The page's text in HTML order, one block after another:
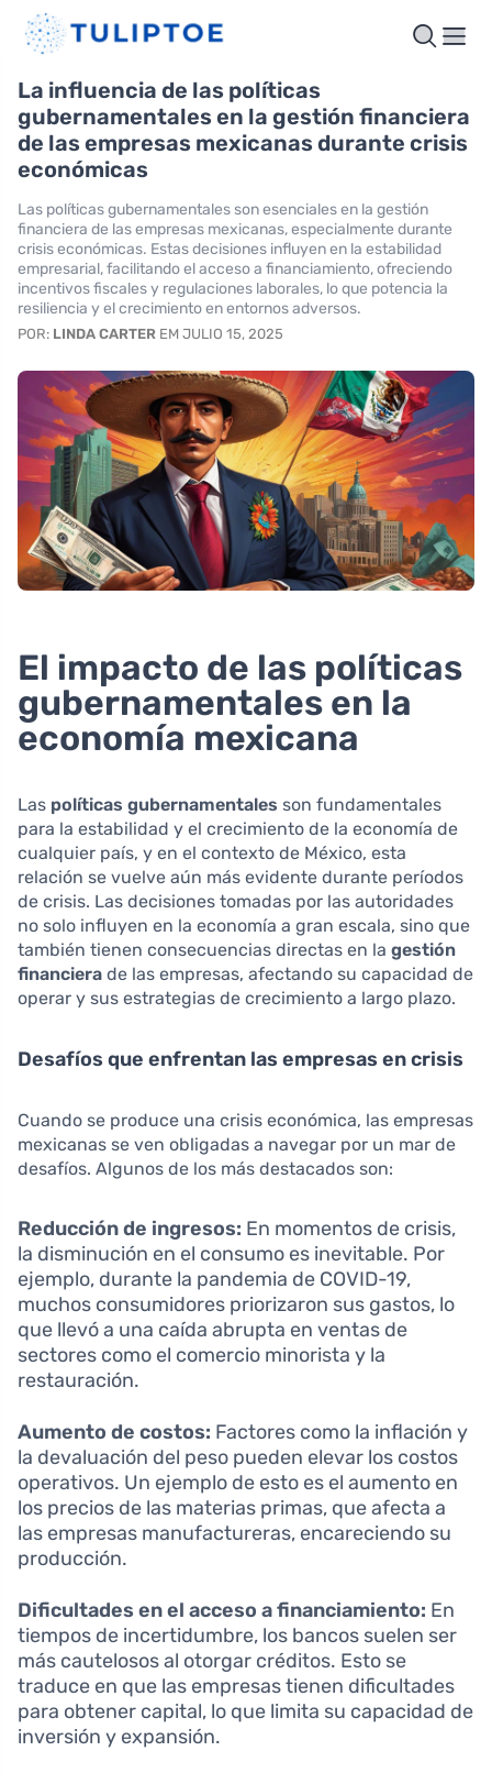
La influencia de las políticas
gubernamentales en la gestión financiera
de las empresas mexicanas durante crisis
económicas
Las políticas gubernamentales son esenciales en la gestión
financiera de las empresas mexicanas, especialmente durante
crisis económicas. Estas decisiones influyen en la estabilidad
empresarial, facilitando el acceso a financiamiento, ofreciendo
incentivos fiscales y regulaciones laborales, lo que potencia la
resiliencia y el crecimiento en entornos adversos.
POR: LINDA CARTER EM JULIO 15, 2025
El impacto de las políticas
gubernamentales en la
economía mexicana
Las políticas gubernamentales son fundamentales
para la estabilidad y el crecimiento de la economía de
cualquier país, y en el contexto de México, esta
relación se vuelve aún más evidente durante períodos
de crisis. Las decisiones tomadas por las autoridades
no solo influyen en la economía a gran escala, sino que
también tienen consecuencias directas en la gestión
financiera de las empresas, afectando su capacidad de
operar y sus estrategias de crecimiento a largo plazo.
Desafíos que enfrentan las empresas en crisis
Cuando se produce una crisis económica, las empresas
mexicanas se ven obligadas a navegar por un mar de
desafíos. Algunos de los más destacados son:
Reducción de ingresos: En momentos de crisis,
la disminución en el consumo es inevitable. Por
ejemplo, durante la pandemia de COVID-19,
muchos consumidores priorizaron sus gastos, lo
que llevó a una caída abrupta en ventas de
sectores como el comercio minorista y la
restauración.
Aumento de costos: Factores como la inflación y
la devaluación del peso pueden elevar los costos
operativos. Un ejemplo de esto es el aumento en
los precios de las materias primas, que afecta a
las empresas manufactureras, encareciendo su
producción.
Dificultades en el acceso a financiamiento: En
tiempos de incertidumbre, los bancos suelen ser
más cautelosos al otorgar créditos. Esto se
traduce en que las empresas tienen dificultades
para obtener capital, lo que limita su capacidad de
inversión y expansión.